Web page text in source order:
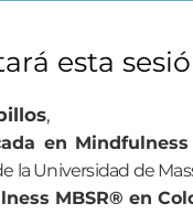
esta
,
en
la Universidad de
MBSR® en